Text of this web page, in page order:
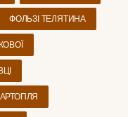
ФОЛЬЗІ ТЕЛЯТИНА